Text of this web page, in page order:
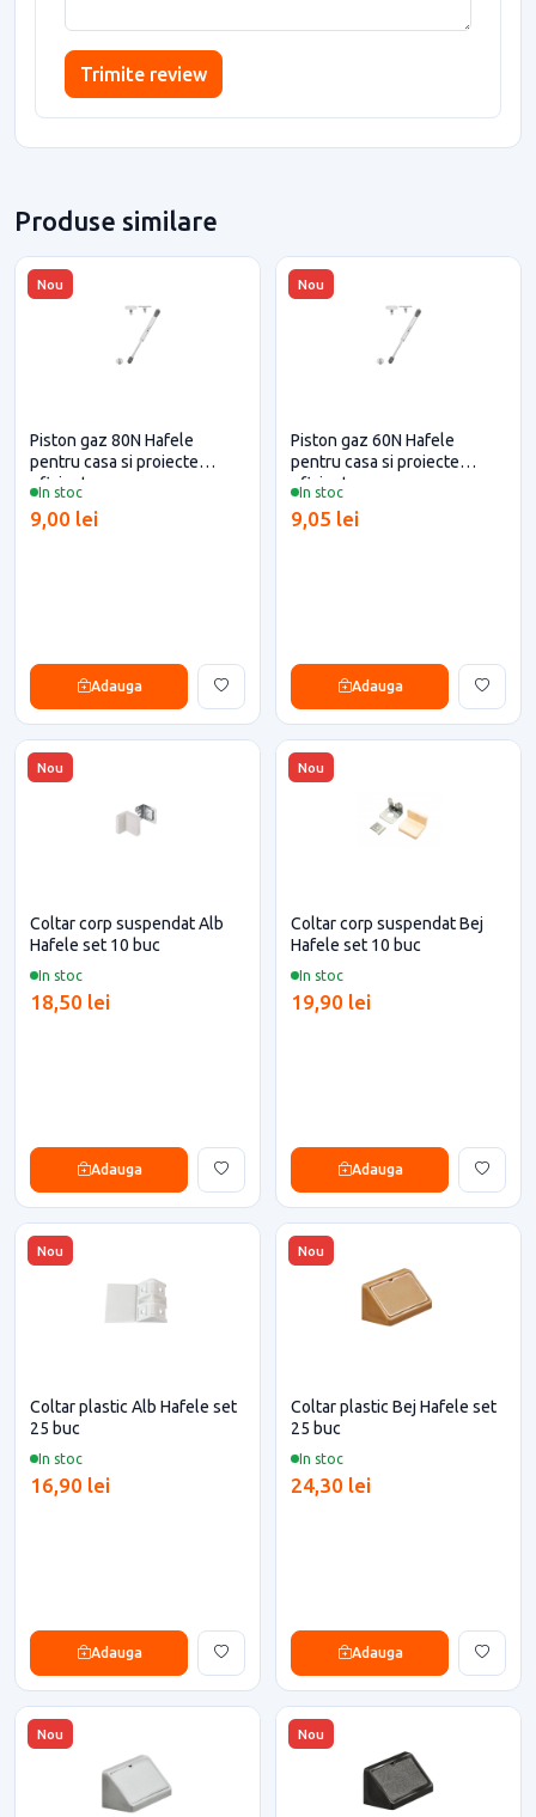
Trimite review
Produse similare
Nou
In stoc
Piston gaz 80N Hafele
pentru casa si proiecte
eficiente
9,00 lei
Adauga
Nou
In stoc
Piston gaz 60N Hafele
pentru casa si proiecte
eficiente
9,05 lei
Adauga
Nou
In stoc
Coltar corp suspendat Alb
Hafele set 10 buc
18,50 lei
Adauga
Nou
In stoc
Coltar corp suspendat Bej
Hafele set 10 buc
19,90 lei
Adauga
Nou
In stoc
Coltar plastic Alb Hafele set
25 buc
16,90 lei
Adauga
Nou
In stoc
Coltar plastic Bej Hafele set
25 buc
24,30 lei
Adauga
Nou Nou